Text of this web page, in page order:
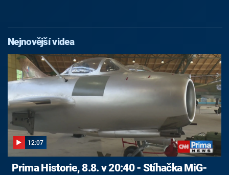
Nejnovější videa
12:07
Prima Historie, 8.8. v 20:40 - Stíhačka MiG-